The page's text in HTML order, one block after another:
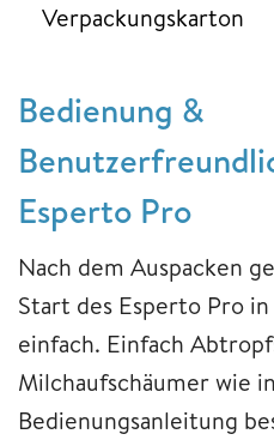
Verpackungskarton
Bedienung &
Esperto Pro
Nach dem Auspacken
Start des Esperto Pro
einfach. Einfach
Milchaufschäumer wie
Bedienungsanleitung